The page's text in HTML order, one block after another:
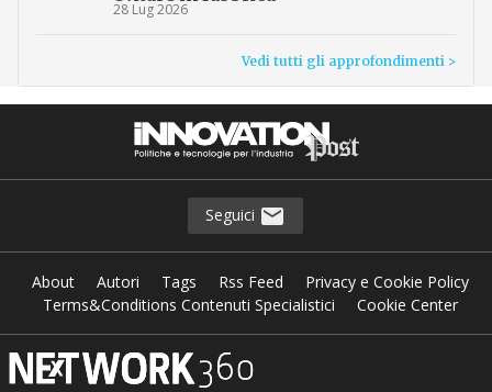
28 Lug 2026
Vedi tutti gli approfondimenti >
Seguici
About Autori Tags Rss Feed
Privacy e Cookie Policy
Terms&Conditions Contenuti Specialistici
Cookie Center